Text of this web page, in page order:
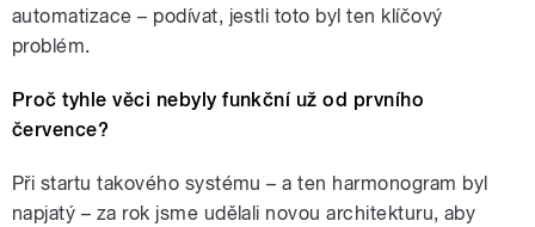
automatizace – podívat, jestli toto byl ten klíčový
problém.
Proč tyhle věci nebyly funkční už od prvního
července?
Při startu takového systému – a ten harmonogram byl
napjatý – za rok jsme udělali novou architekturu, aby